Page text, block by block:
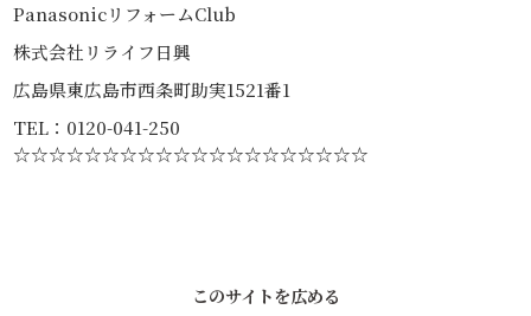
PanasonicリフォームClub
株式会社リライフ日興
広島県東広島市西条町助実1521番1
TEL：0120-041-250
☆☆☆☆☆☆☆☆☆☆☆☆☆☆☆☆☆☆☆☆
このサイトを広める